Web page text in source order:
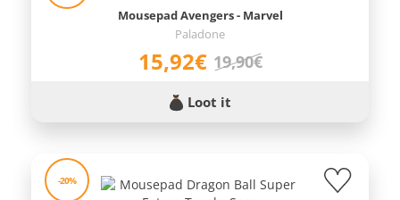
Mousepad Avengers - Marvel
Paladone
15,92€ 19,90€
Loot it
-20%